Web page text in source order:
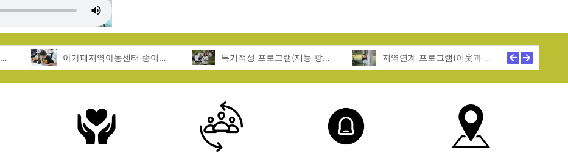
2025년 아가페지역아동센터 여름캠프 아가페지역아동센터 종이접기 체험 특기적성 프로그램(재능 팡팡! 꿈 활짝!) 지역연계 프로그램(이웃과 함께 성장!)